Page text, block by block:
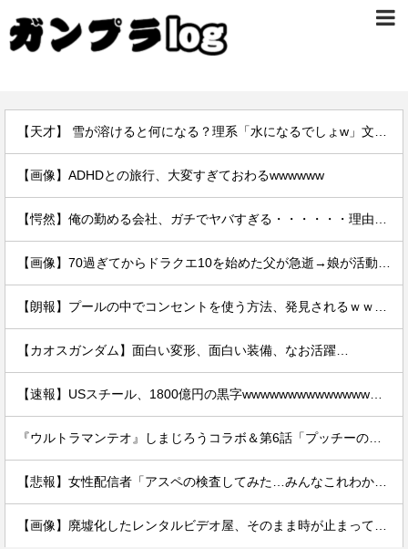
【画像】ADHDとの旅行、大変すぎておわるwwwwww
【カオスガンダム】面白い変形、面白い装備、なお活躍…